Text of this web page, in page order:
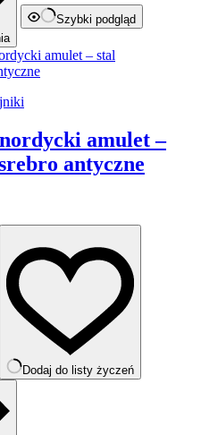
Szybki podgląd
amulet –
antyczne
Dodaj do listy życzeń